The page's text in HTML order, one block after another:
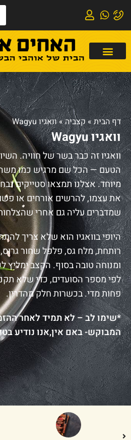
דף הבית»קצביה»וואגיו Wagyu
וואגיו Wagyu
וואגיו זה כבר בשר של חוויה.
הטעם — הכל שם מרגיש כמו
מיוחד. אצלנו תמצאו סטייקים
את עצמו, להרשים אורחים או
שמדברים עליה גם אחרי
היופי בוואגיו הוא שלא צריך
רותחת, מלח גס, פלפל שחור
ומנוחה טובה בסוף. הקצב ימליץ
לפי מספר הסועדים, כדי שלא
פחות מדי. בכשרות חלק מהדרין.
*שימו לב – לא תמיד לאחר
המבוקש- באם אין,אנו נודיע